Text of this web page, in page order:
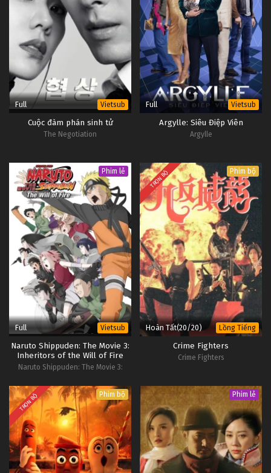
Full Vietsub
Cuộc đàm phán sinh tử
The Negotiation
Full Vietsub
Argylle: Siêu Điệp Viên
Argylle
Phim lẻ
Full Vietsub
Naruto Shippuden: The Movie 3:
Inheritors of the Will of Fire
Naruto Shippuden: The Movie 3:
TRỌN BỘ Phim bộ
Hoàn Tất(20/20) Lồng Tiếng
Crime Fighters
Crime Fighters
TRỌN BỘ Phim bộ Phim lẻ